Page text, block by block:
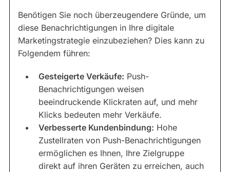
Benötigen Sie noch überzeugendere Gründe, um
diese Benachrichtigungen in Ihre digitale
Marketingstrategie einzubeziehen? Dies kann zu
Folgendem führen:
Gesteigerte Verkäufe: Push-
Benachrichtigungen weisen
beeindruckende Klickraten auf, und mehr
Klicks bedeuten mehr Verkäufe.
Verbesserte Kundenbindung: Hohe
Zustellraten von Push-Benachrichtigungen
ermöglichen es Ihnen, Ihre Zielgruppe
direkt auf ihren Geräten zu erreichen, auch